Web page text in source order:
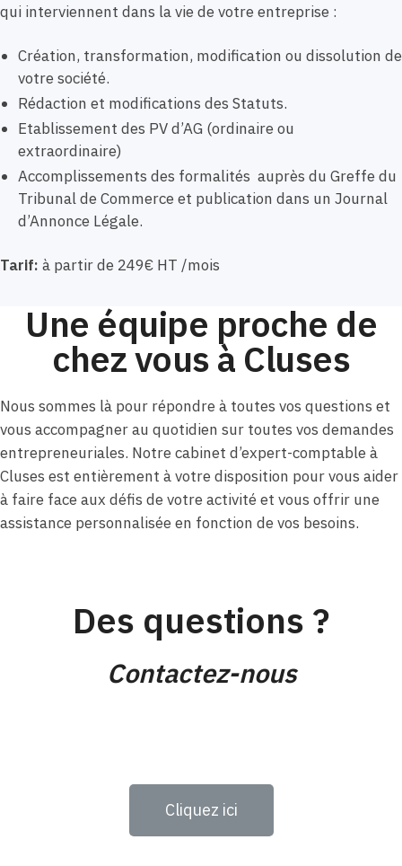
qui interviennent dans la vie de votre entreprise :
Création, transformation, modification ou dissolution de
votre société.
Rédaction et modifications des Statuts.
Etablissement des PV d’AG (ordinaire ou
extraordinaire)
Accomplissements des formalités auprès du Greffe du
Tribunal de Commerce et publication dans un Journal
d’Annonce Légale.
Tarif: à partir de 249€ HT /mois
Une équipe proche de
chez vous à Cluses
Nous sommes là pour répondre à toutes vos questions et
vous accompagner au quotidien sur toutes vos demandes
entrepreneuriales. Notre cabinet d’expert-comptable à
Cluses est entièrement à votre disposition pour vous aider
à faire face aux défis de votre activité et vous offrir une
assistance personnalisée en fonction de vos besoins.
Des questions ?
Contactez-nous
Cliquez ici